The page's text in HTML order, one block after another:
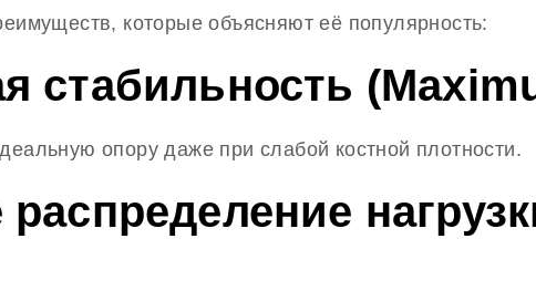
которые объясняют её популярность:
стабильность
опору даже при слабой костной плотности.